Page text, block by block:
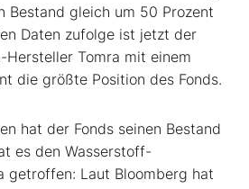
Bestand gleich um 50 Prozent
Daten zufolge ist jetzt der
Hersteller Tomra mit einem
die größte Position des Fonds.
hat der Fonds seinen Bestand
es den Wasserstoff-
getroffen: Laut Bloomberg hat